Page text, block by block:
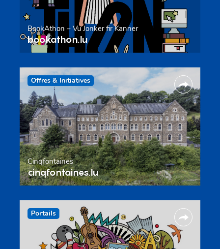
BookAthon – Vu Jonker fir Kanner
bookathon.lu
Offres & Initiatives
Cinqfontaines
cinqfontaines.lu
Portails